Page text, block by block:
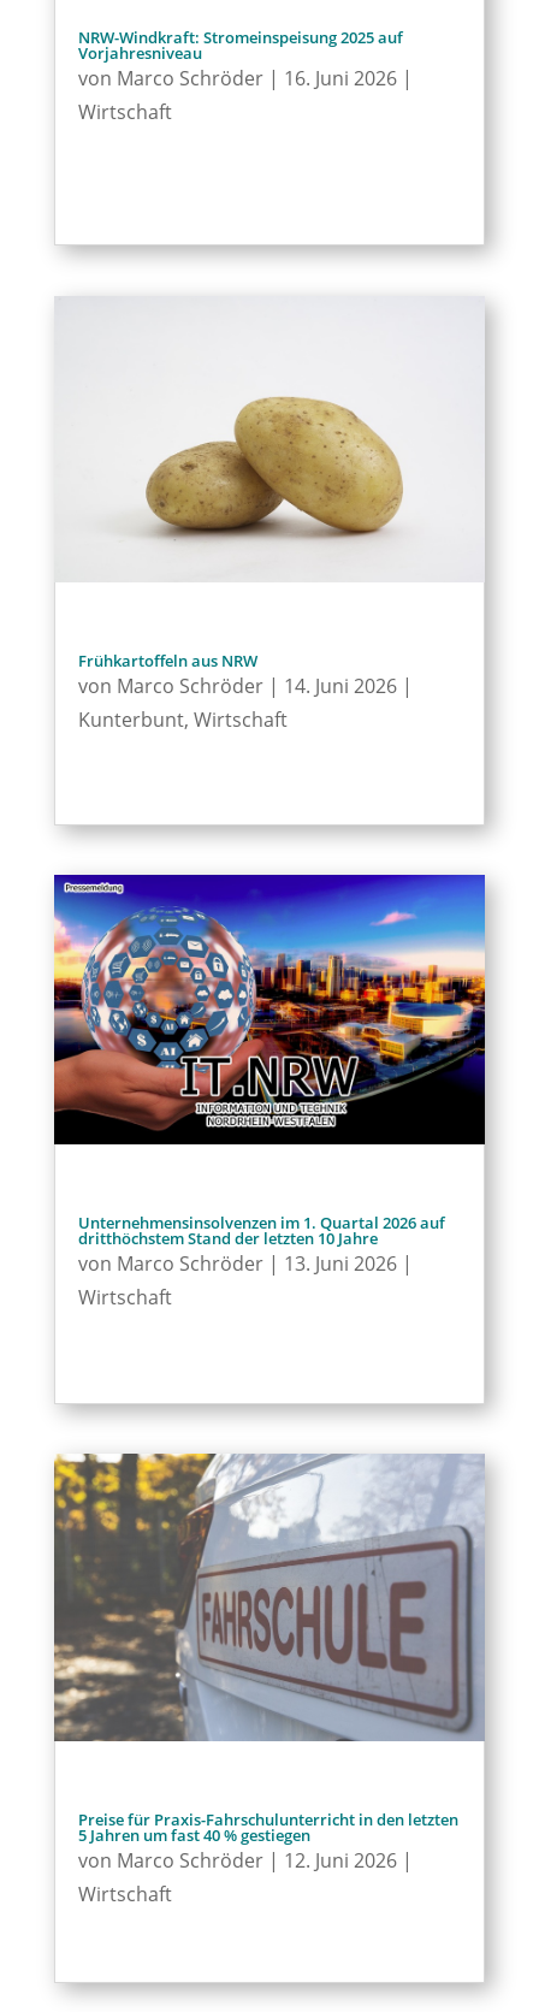
NRW-Windkraft: Stromeinspeisung 2025 auf
Vorjahresniveau
von Marco Schröder| 16. Juni 2026|
Wirtschaft
Frühkartoffeln aus NRW
von Marco Schröder| 14. Juni 2026|
Kunterbunt, Wirtschaft
Unternehmensinsolvenzen im 1. Quartal 2026 auf
dritthöchstem Stand der letzten 10 Jahre
von Marco Schröder| 13. Juni 2026|
Wirtschaft
Preise für Praxis-Fahrschulunterricht in den letzten
5 Jahren um fast 40 % gestiegen
von Marco Schröder| 12. Juni 2026|
Wirtschaft